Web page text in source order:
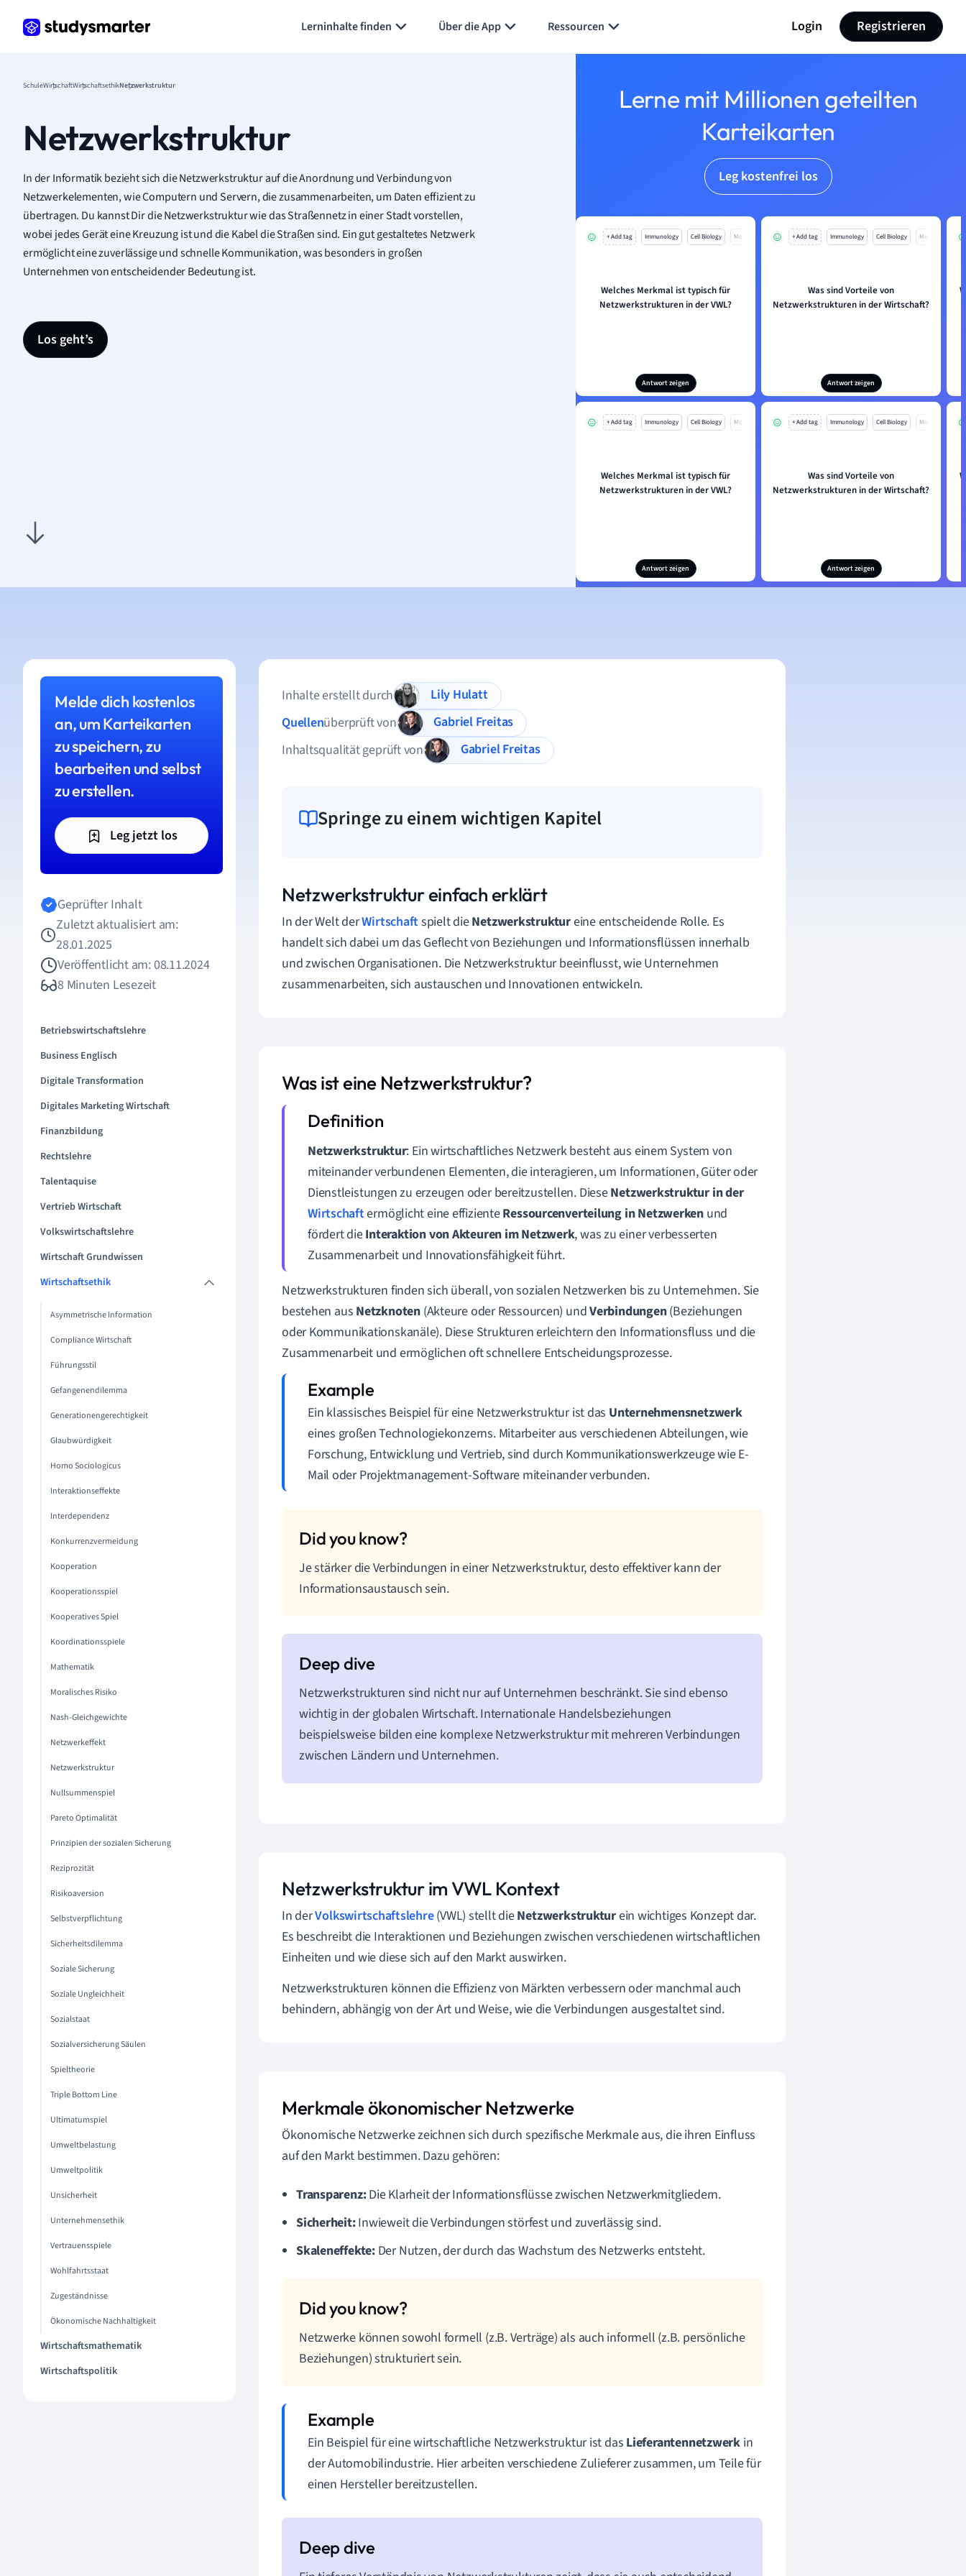
Lerninhalte finden Über die App Ressourcen Login Registrieren
SchuleWirtschaftWirtschaftsethikNetzwerkstruktur
Netzwerkstruktur
In der Informatik bezieht sich die Netzwerkstruktur auf die Anordnung und Verbindung von
Netzwerkelementen, wie Computern und Servern, die zusammenarbeiten, um Daten effizient zu
übertragen. Du kannst Dir die Netzwerkstruktur wie das Straßennetz in einer Stadt vorstellen,
wobei jedes Gerät eine Kreuzung ist und die Kabel die Straßen sind. Ein gut gestaltetes Netzwerk
ermöglicht eine zuverlässige und schnelle Kommunikation, was besonders in großen
Unternehmen von entscheidender Bedeutung ist.
Los geht’s
Lerne mit Millionen geteilten
Karteikarten
Leg kostenfrei los
+ Add tag Immunology Cell Biology Mo
Welches Merkmal ist typisch für
Netzwerkstrukturen in der VWL?
Antwort zeigen
+ Add tag Immunology Cell Biology Mo
Was sind Vorteile von
Netzwerkstrukturen in der Wirtschaft?
Antwort zeigen
+ Add tag Immunology Cell Biology Mo
Welches Merkmal ist typisch für
Netzwerkstrukturen in der VWL?
Antwort zeigen
+ Add tag Immunology Cell Biology Mo
Was sind Vorteile von
Netzwerkstrukturen in der Wirtschaft?
Antwort zeigen
Melde dich kostenlos
an, um Karteikarten
zu speichern, zu
bearbeiten und selbst
zu erstellen.
Leg jetzt los
Geprüfter Inhalt
Zuletzt aktualisiert am:
28.01.2025
Veröffentlicht am: 08.11.2024
8 Minuten Lesezeit
Betriebswirtschaftslehre
Business Englisch
Digitale Transformation
Digitales Marketing Wirtschaft
Finanzbildung
Rechtslehre
Talentaquise
Vertrieb Wirtschaft
Volkswirtschaftslehre
Wirtschaft Grundwissen
Wirtschaftsethik
Asymmetrische Information
Compliance Wirtschaft
Führungsstil
Gefangenendilemma
Generationengerechtigkeit
Glaubwürdigkeit
Homo Sociologicus
Interaktionseffekte
Interdependenz
Konkurrenzvermeidung
Kooperation
Kooperationsspiel
Kooperatives Spiel
Koordinationsspiele
Mathematik
Moralisches Risiko
Nash-Gleichgewichte
Netzwerkeffekt
Netzwerkstruktur
Nullsummenspiel
Pareto Optimalität
Prinzipien der sozialen Sicherung
Reziprozität
Risikoaversion
Selbstverpflichtung
Sicherheitsdilemma
Soziale Sicherung
Soziale Ungleichheit
Sozialstaat
Sozialversicherung Säulen
Spieltheorie
Triple Bottom Line
Ultimatumspiel
Umweltbelastung
Umweltpolitik
Unsicherheit
Unternehmensethik
Vertrauensspiele
Wohlfahrtsstaat
Zugeständnisse
Ökonomische Nachhaltigkeit
Wirtschaftsmathematik
Wirtschaftspolitik
Inhalte erstellt durch
Lily Hulatt
Quellenüberprüft von
Gabriel Freitas
Inhaltsqualität geprüft von
Gabriel Freitas
Springe zu einem wichtigen Kapitel
Netzwerkstruktur einfach erklärt
In der Welt derWirtschaftspielt dieNetzwerkstruktureine entscheidende Rolle. Es
handelt sich dabei um das Geflecht von Beziehungen und Informationsflüssen innerhalb
und zwischen Organisationen. Die Netzwerkstruktur beeinflusst, wie Unternehmen
zusammenarbeiten, sich austauschen und Innovationen entwickeln.
Was ist eine Netzwerkstruktur?
Netzwerkstruktur: Ein wirtschaftliches Netzwerk besteht aus einem System von
miteinander verbundenen Elementen, die interagieren, um Informationen, Güter oder
Dienstleistungen zu erzeugen oder bereitzustellen. DieseNetzwerkstruktur in der
Wirtschaftermöglicht eine effizienteRessourcenverteilung in Netzwerkenund
fördert dieInteraktion von Akteuren im Netzwerk, was zu einer verbesserten
Zusammenarbeit und Innovationsfähigkeit führt.
Netzwerkstrukturen finden sich überall, von sozialen Netzwerken bis zu Unternehmen. Sie
bestehen aus Netzknoten(Akteure oder Ressourcen) undVerbindungen(Beziehungen
oder Kommunikationskanäle). Diese Strukturen erleichtern den Informationsfluss und die
Zusammenarbeit und ermöglichen oft schnellere Entscheidungsprozesse.
Ein klassisches Beispiel für eine Netzwerkstruktur ist das Unternehmensnetzwerk
eines großen Technologiekonzerns. Mitarbeiter aus verschiedenen Abteilungen, wie
Forschung, Entwicklung und Vertrieb, sind durch Kommunikationswerkzeuge wie E-
Mail oder Projektmanagement-Software miteinander verbunden.
Je stärker die Verbindungen in einer Netzwerkstruktur, desto effektiver kann der
Informationsaustausch sein.
Netzwerkstrukturen sind nicht nur auf Unternehmen beschränkt. Sie sind ebenso
wichtig in der globalen Wirtschaft. Internationale Handelsbeziehungen
beispielsweise bilden eine komplexe Netzwerkstruktur mit mehreren Verbindungen
zwischen Ländern und Unternehmen.
Netzwerkstruktur im VWL Kontext
In derVolkswirtschaftslehre(VWL) stellt dieNetzwerkstrukturein wichtiges Konzept dar.
Es beschreibt die Interaktionen und Beziehungen zwischen verschiedenen wirtschaftlichen
Einheiten und wie diese sich auf den Markt auswirken.
Netzwerkstrukturen können die Effizienz von Märkten verbessern oder manchmal auch
behindern, abhängig von der Art und Weise, wie die Verbindungen ausgestaltet sind.
Merkmale ökonomischer Netzwerke
Ökonomische Netzwerke zeichnen sich durch spezifische Merkmale aus, die ihren Einfluss
auf den Markt bestimmen. Dazu gehören:
Transparenz:Die Klarheit der Informationsflüsse zwischen Netzwerkmitgliedern.
Sicherheit:Inwieweit die Verbindungen störfest und zuverlässig sind.
Skaleneffekte:Der Nutzen, der durch das Wachstum des Netzwerks entsteht.
Netzwerke können sowohl formell (z.B. Verträge) als auch informell (z.B. persönliche
Beziehungen) strukturiert sein.
Ein Beispiel für eine wirtschaftliche Netzwerkstruktur ist das Lieferantennetzwerkin
der Automobilindustrie. Hier arbeiten verschiedene Zulieferer zusammen, um Teile für
einen Hersteller bereitzustellen.